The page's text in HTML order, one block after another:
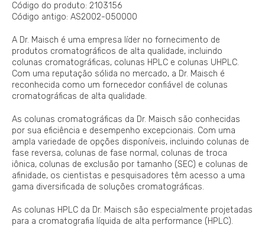
Código do produto: 2103156
Código antigo: AS2002-050000
A Dr. Maisch é uma empresa líder no fornecimento de
produtos cromatográficos de alta qualidade, incluindo
colunas cromatográficas, colunas HPLC e colunas UHPLC.
Com uma reputação sólida no mercado, a Dr. Maisch é
reconhecida como um fornecedor confiável de colunas
cromatográficas de alta qualidade.
As colunas cromatográficas da Dr. Maisch são conhecidas
por sua eficiência e desempenho excepcionais. Com uma
ampla variedade de opções disponíveis, incluindo colunas de
fase reversa, colunas de fase normal, colunas de troca
iônica, colunas de exclusão por tamanho (SEC) e colunas de
afinidade, os cientistas e pesquisadores têm acesso a uma
gama diversificada de soluções cromatográficas.
As colunas HPLC da Dr. Maisch são especialmente projetadas
para a cromatografia líquida de alta performance (HPLC).